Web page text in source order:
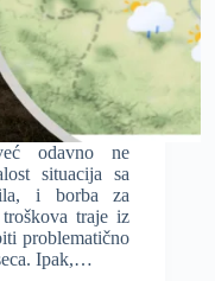
odavno ne
situacija sa
i borba za
traje iz
problematično
Ipak,…